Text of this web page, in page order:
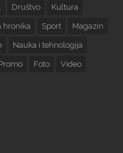
Društvo Kultura
hronika Sport Magazin
Nauka i tehnologija
Foto Video